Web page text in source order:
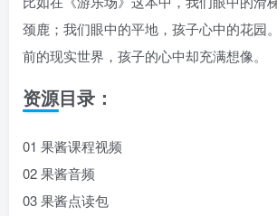
颈鹿；我们眼中的平地，孩子心中的花园
前的现实世界，孩子的心中却充满想像。
资源目录：
01 果酱课程视频
02 果酱音频
03 果酱点读包